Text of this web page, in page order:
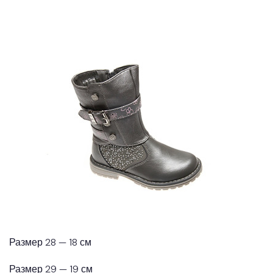
Размер 28 — 18 см
Размер 29 — 19 см